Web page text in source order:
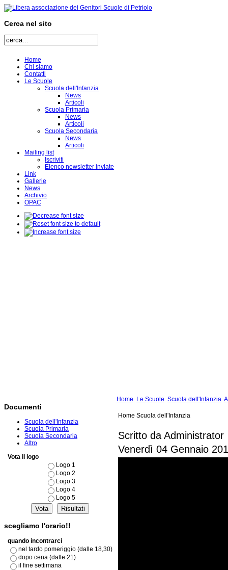
Cerca nel sito
Home
Chi siamo
Contatti
Le Scuole
Scuola dell'Infanzia
News
Articoli
Scuola Primaria
News
Articoli
Scuola Secondaria
News
Articoli
Mailing list
Iscriviti
Elenco newsletter inviate
Link
Gallerie
News
Archivio
OPAC
Documenti
Scuola dell'Infanzia
Scuola Primaria
Scuola Secondaria
Altro
Vota il logo
Logo 1
Logo 2
Logo 3
Logo 4
Logo 5
scegliamo l'orario!!
quando incontrarci
nel tardo pomeriggio (dalle 18,30)
dopo cena (dalle 21)
il fine settimana
Home Le Scuole Scuola dell'Infanzia
Home Scuola dell'Infanzia
Scritto da Administrator
Venerdì 04 Gennaio